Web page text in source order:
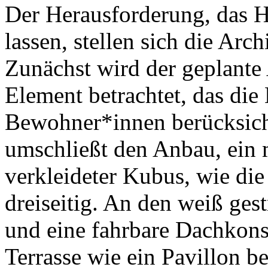
Der Herausforderung, das
lassen, stellen sich die
Zunächst wird der
Element betrachtet, das
Bewohner*innen
umschließt den Anbau,
verkleideter Kubus, wie
dreiseitig. An den weiß
und eine fahrbare
Terrasse wie ein Pavillon